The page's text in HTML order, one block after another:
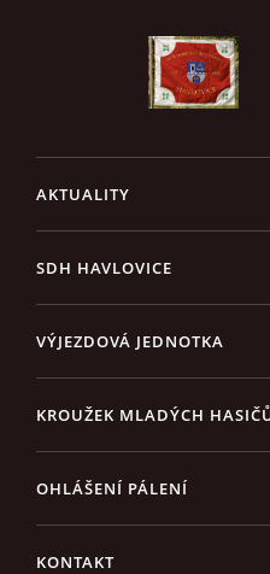
AKTUALITY
SDH HAVLOVICE
VÝJEZDOVÁ JEDNOTKA
KROUŽEK MLADÝCH
OHLÁŠENÍ PÁLENÍ
KONTAKT